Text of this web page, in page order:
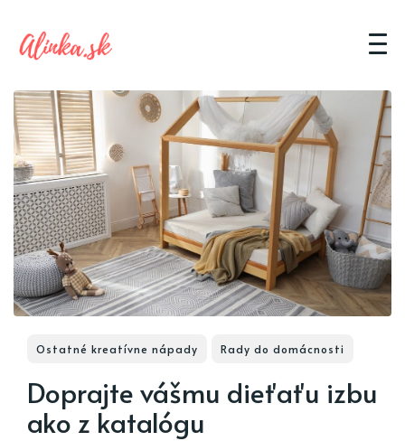
Ostatné kreatívne nápady Rady do domácnosti
Doprajte vášmu dieťaťu izbu
ako z katalógu